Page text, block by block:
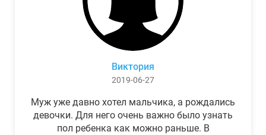
Виктория
2019-06-27
Муж уже давно хотел мальчика, а рождались
девочки. Для него очень важно было узнать
пол ребенка как можно раньше. В